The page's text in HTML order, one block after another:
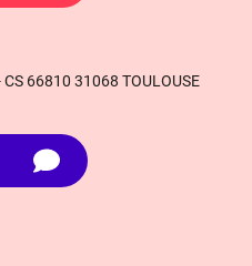
66810 31068 TOULOUSE